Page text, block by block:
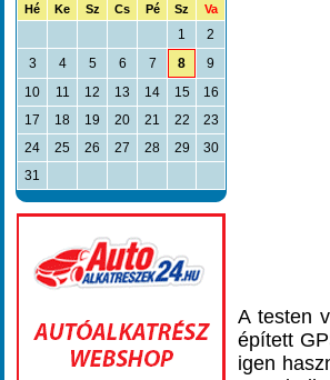
Hé Ke Sz Cs Pé Sz Va
1
2
3
4 5 6 7 8
9
10
11 12 13 14 15
16
17
18 19 20 21 22
23
24
25 26 27 28 29
30
31
A testen
épített
igen